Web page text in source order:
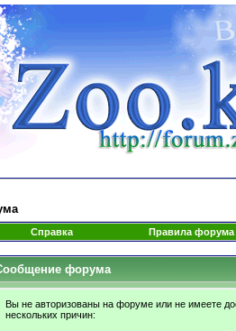
Справка Правила форума
форума
Вы не авторизованы на форуме или не имеете
нескольких причин: